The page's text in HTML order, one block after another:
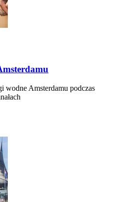
wodne Amsterdamu podczas